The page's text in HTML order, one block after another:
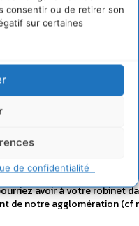
consentir ou de retirer son
sur certaines
de confidentialité
n’est sans doute pas
souligné dans mon
enceintes et les enfants en
inquiétant, mais pourquoi
essonnienne ?
trop vite ! Car c’est
avoir à votre robinet
de notre agglomération (cf